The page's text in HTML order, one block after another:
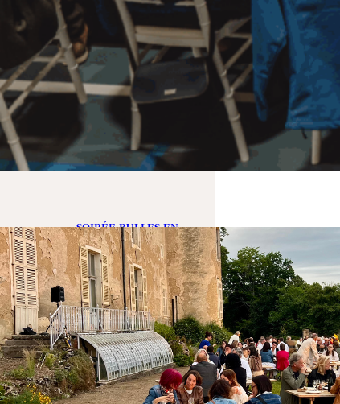
SOIRÉE BULLES EN
BLANC
07/06/2025